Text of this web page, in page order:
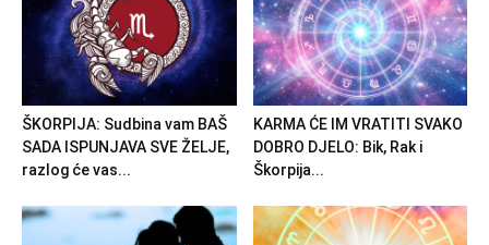
ŠKORPIJA: Sudbina vam BAŠ
SADA ISPUNJAVA SVE ŽELJE,
razlog će vas...
KARMA ĆE IM VRATITI SVAKO
DOBRO DJELO: Bik, Rak i
Škorpija...